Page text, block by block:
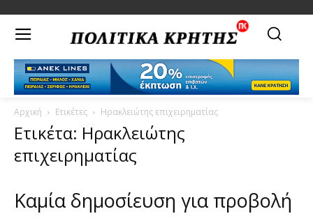
Αρχική Ετικέτες Ηρακλειώτης επιχειρηματίας
Ετικέτα: Ηρακλειώτης
επιχειρηματίας
Καμία δημοσίευση για προβολή